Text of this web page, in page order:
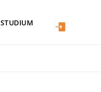
STUDIUM